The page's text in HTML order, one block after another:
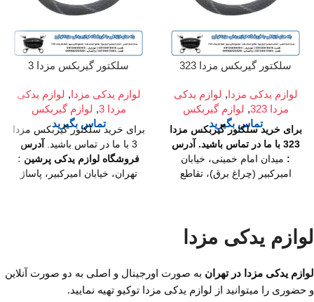
سلکتور گیربکس مزدا 323
لوازم یدکی مزدا, لوازم یدکی
مزدا 323
, لوازم گیربکس
تماس بگیرید
برای خرید سلکتور گیربکس مزدا
323 با ما در تماس باشید.
آدرس
: میدان امام خمینی، خیابان
امیرکبیر (چراغ برق)، تقاطع
14 شماره تماس ما :تلفن :
09126886093واتساپ :
09194200329
سلکتور گیربکس مزدا 3
لوازم یدکی مزدا, لوازم یدکی
مزدا 3 , لوازم گیربکس
تماس بگیرید
برای خرید سلکتور گیربکس مزدا
3 با ما در تماس باشید.
آدرس
فروشگاه لوازم یدکی پرشین :
تهران، خیابان امیرکبیر، پاساژ
لوازم یدکی مزدا
لوازم یدکی مزدا در تهران به صورت اورجینال و اصلی به دو صورت آنلاین
و حضوری را میتوانید از لوازم یدکی مزدا توکیو تهیه نمایید.